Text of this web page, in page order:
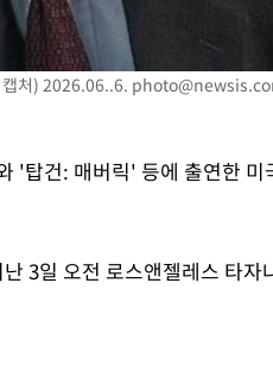
캡처) 2026.06..6.
'탑건: 매버릭' 등에 출연한 미
3일 오전 로스앤젤레스 타자